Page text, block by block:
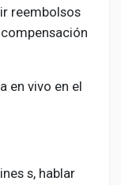
reembolsos
en vivo en el
s, hablar